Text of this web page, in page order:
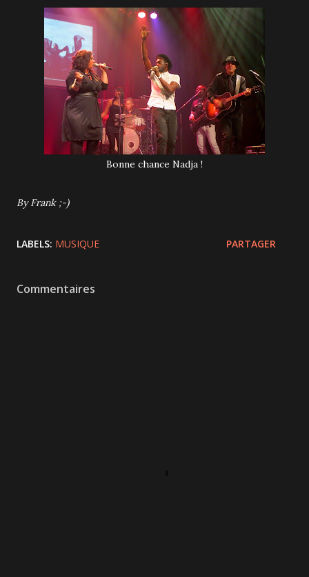
Bonne chance Nadja !
By Frank ;-)
LABELS: MUSIQUE PARTAGER
Commentaires